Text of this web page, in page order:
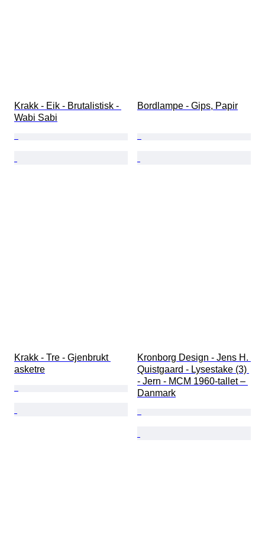
Krakk - Eik - Brutalistisk -
Wabi Sabi
Bordlampe - Gips, Papir
Krakk - Tre - Gjenbrukt
asketre
Kronborg Design - Jens H.
Quistgaard - Lysestake (3)
- Jern - MCM 1960-tallet –
Danmark